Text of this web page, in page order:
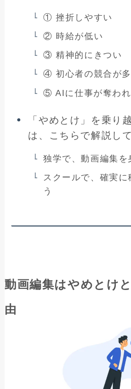
① 挫折しやすい
② 時給が低い
③ 精神的にきつい
④ 初心者の競合が
⑤ AIに仕事が奪わ
「やめとけ」を乗り
は、こちらで解説し
独学で、動画編集を
スクールで、確実に
う
動画編集はやめとけ
由